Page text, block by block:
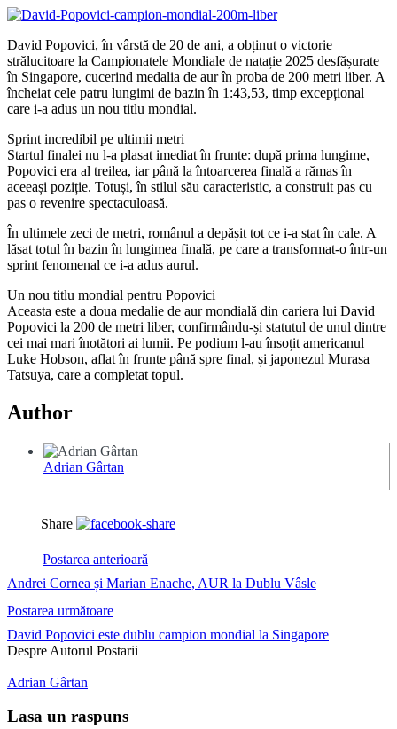
David Popovici, în vârstă de 20 de ani, a obținut o victorie
strălucitoare la Campionatele Mondiale de natație 2025 desfășurate
în Singapore, cucerind medalia de aur în proba de 200 metri liber. A
încheiat cele patru lungimi de bazin în 1:43,53, timp excepțional
care i-a adus un nou titlu mondial.
Sprint incredibil pe ultimii metri
Startul finalei nu l-a plasat imediat în frunte: după prima lungime,
Popovici era al treilea, iar până la întoarcerea finală a rămas în
aceeași poziție. Totuși, în stilul său caracteristic, a construit pas cu
pas o revenire spectaculoasă.
În ultimele zeci de metri, românul a depășit tot ce i-a stat în cale. A
lăsat totul în bazin în lungimea finală, pe care a transformat-o într-un
sprint fenomenal ce i-a adus aurul.
Un nou titlu mondial pentru Popovici
Aceasta este a doua medalie de aur mondială din cariera lui David
Popovici la 200 de metri liber, confirmându-și statutul de unul dintre
cei mai mari înotători ai lumii. Pe podium l-au însoțit americanul
Luke Hobson, aflat în frunte până spre final, și japonezul Murasa
Tatsuya, care a completat topul.
Author
Adrian Gârtan
Share
Postarea anterioară
Andrei Cornea și Marian Enache, AUR la Dublu Vâsle
Postarea următoare
David Popovici este dublu campion mondial la Singapore
Despre Autorul Postarii
Adrian Gârtan
Lasa un raspuns